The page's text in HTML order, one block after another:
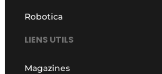
Robotica
LIENS UTILS
Magazines